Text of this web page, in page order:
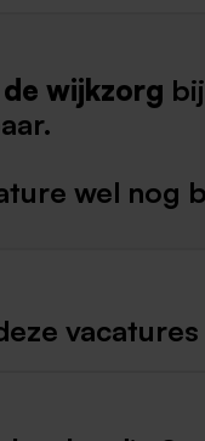
wijkzorg bij
wel nog